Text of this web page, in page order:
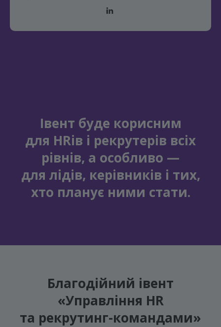
Івент буде корисним
для HRів і рекрутерів всіх
рівнів, а особливо —
для лідів, керівників і тих,
хто планує ними стати.
Благодійний івент
«Управління HR
та рекрутинг-командами»